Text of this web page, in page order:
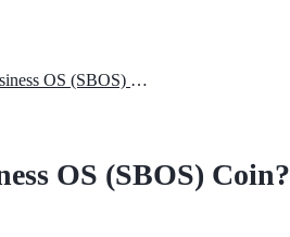
O que é a Stablecoin Business OS (SBOS) Coin?
OS (SBOS) Coin?